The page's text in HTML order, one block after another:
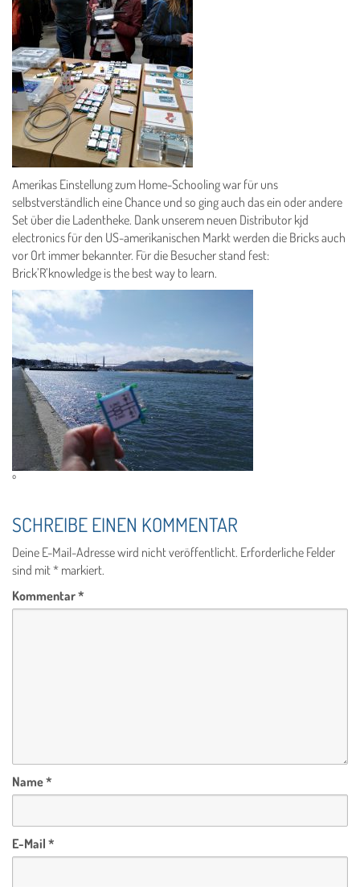
Amerikas Einstellung zum Home-Schooling war für uns
selbstverständlich eine Chance und so ging auch das ein oder andere
Set über die Ladentheke. Dank unserem neuen Distributor kjd
electronics für den US-amerikanischen Markt werden die Bricks auch
vor Ort immer bekannter. Für die Besucher stand fest:
Brick’R’knowledge is the best way to learn.
º
SCHREIBE EINEN KOMMENTAR
Deine E-Mail-Adresse wird nicht veröffentlicht. Erforderliche Felder
sind mit* markiert.
Kommentar*
Name*
E-Mail *